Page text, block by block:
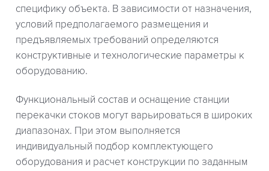
специфику объекта. В зависимости от назначения,
условий предполагаемого размещения и
предъявляемых требований определяются
конструктивные и технологические параметры к
оборудованию.
Функциональный состав и оснащение станции
перекачки стоков могут варьироваться в широких
диапазонах. При этом выполняется
индивидуальный подбор комплектующего
оборудования и расчет конструкции по заданным